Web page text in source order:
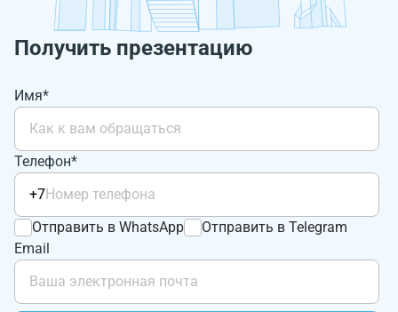
Получить презентацию
Имя*
Телефон*
+7
Отправить в WhatsApp
Отправить в Telegram
Email